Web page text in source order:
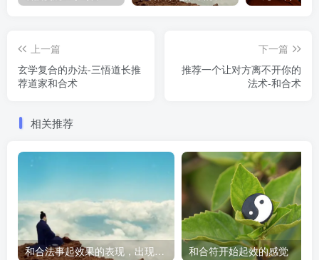
上一篇
玄学复合的办法-三悟道长推
荐道家和合术
下一篇
推荐一个让对方离不开你的
法术-和合术
相关推荐
和合法事起效果的表现，出现这些就要留意了 和合符开始起效的感觉